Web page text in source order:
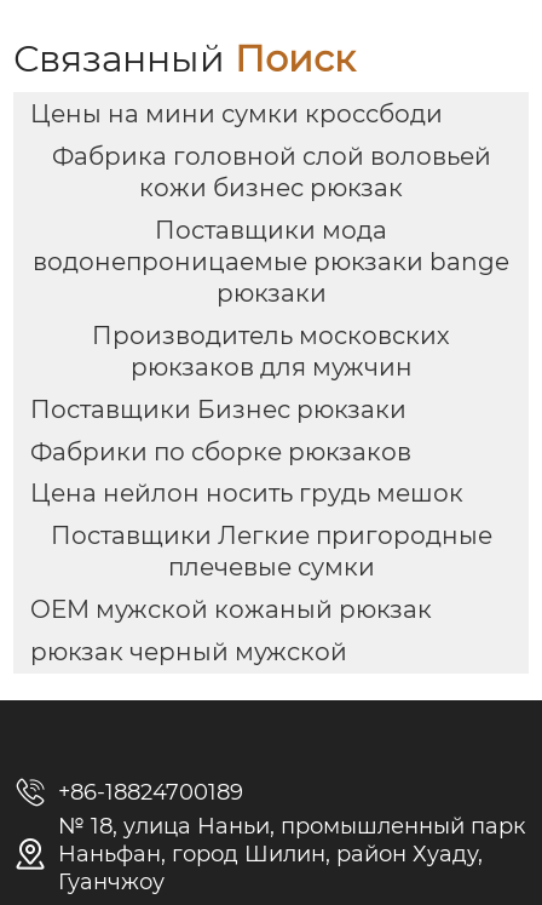
Связанный Поиск
Цены на мини сумки кроссбоди
Фабрика головной слой воловьей
кожи бизнес рюкзак
Поставщики мода
водонепроницаемые рюкзаки bange
рюкзаки
Производитель московских
рюкзаков для мужчин
Поставщики Бизнес рюкзаки
Фабрики по сборке рюкзаков
Цена нейлон носить грудь мешок
Поставщики Легкие пригородные
плечевые сумки
OEM мужской кожаный рюкзак
рюкзак черный мужской
 +86-18824700189

№ 18, улица Наньи, промышленный парк
Наньфан, город Шилин, район Хуаду,
Гуанчжоу